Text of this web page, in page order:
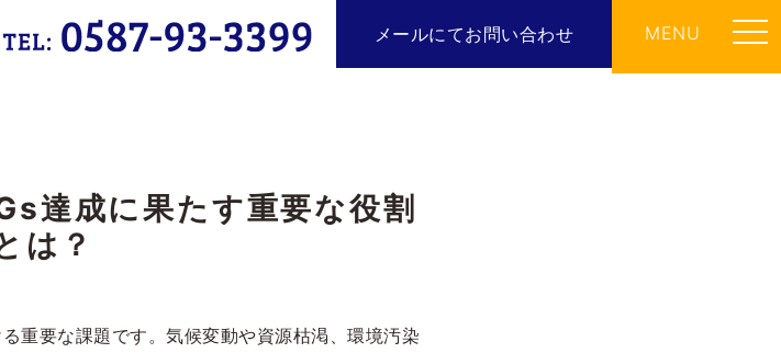
メールにてお問い合わせ MENU
達成に果たす重要な役割
は？
重要な課題です。気候変動や資源枯渇、環境汚染